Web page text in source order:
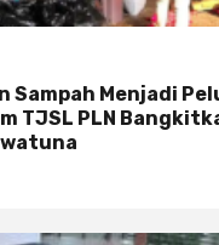
Sampah Menjadi
TJSL PLN